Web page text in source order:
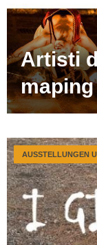
Artisti
maping
AUSSTELLUNGEN